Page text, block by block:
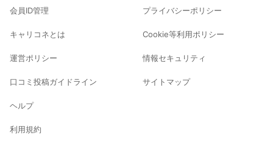
会員ID管理
キャリコネとは
運営ポリシー
口コミ投稿ガイドライン
ヘルプ
利用規約
プライバシーポリシー
Cookie等利用ポリシー
情報セキュリティ
サイトマップ